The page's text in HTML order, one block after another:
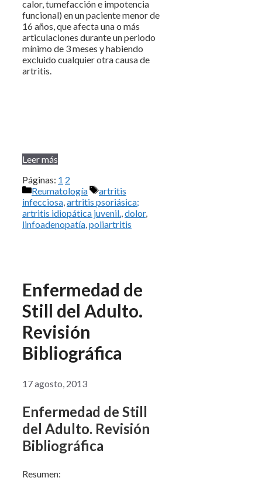
calor, tumefacción e impotencia
funcional) en un paciente menor de
16 años, que afecta una o más
articulaciones durante un periodo
mínimo de 3 meses y habiendo
excluido cualquier otra causa de
artritis.
Leer más
Páginas: 1 2
Categorías
Reumatología Etiquetas
artritis
infecciosa artritis psoriásica;
artritis idiopática juvenil. dolor,
linfoadenopatía poliartritis
Enfermedad de
Still del Adulto.
Revisión
Bibliográfica
17 agosto, 2013
Enfermedad de Still
del Adulto. Revisión
Bibliográfica
Resumen: